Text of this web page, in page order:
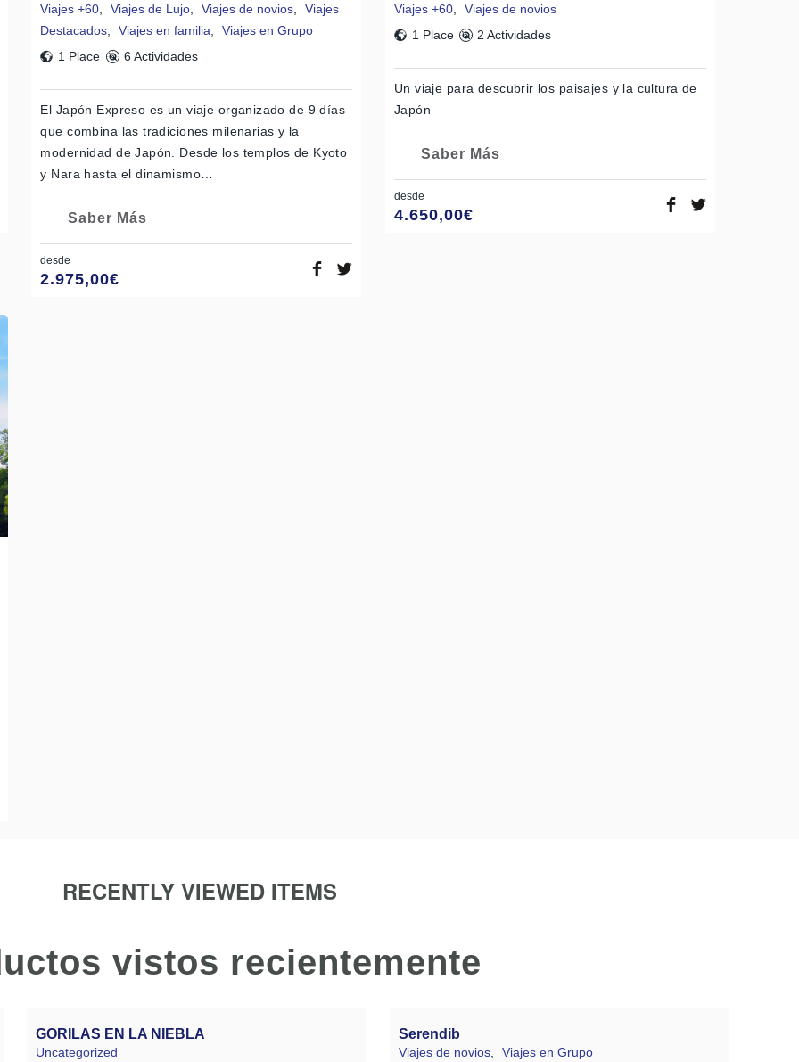
Viajes +60 Viajes de Lujo Viajes de novios
Viajes
Destacados
Viajes en familia
Viajes en Grupo
1 Place
6 Actividades
El Japón Expreso es un viaje organizado de 9 días
que combina las tradiciones milenarias y la
modernidad de Japón. Desde los templos de Kyoto
y Nara hasta el dinamismo…
Saber Más
desde
2.975,00€
Viajes +60,
Viajes de novios
1 Place
2 Actividades
Un viaje para descubrir los paisajes y la cultura de
Japón
Saber Más
desde
4.650,00€
RECENTLY VIEWED ITEMS
vistos recientemente
GORILAS EN LA NIEBLA
Uncategorized
Serendib
Viajes de novios, Viajes en Grupo